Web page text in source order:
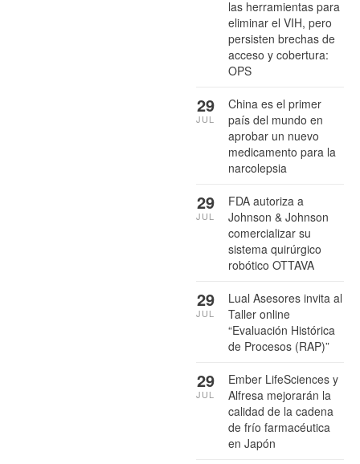
las herramientas para
eliminar el VIH, pero
persisten brechas de
acceso y cobertura:
OPS
China es el primer
país del mundo en
aprobar un nuevo
medicamento para la
narcolepsia
29
JUL
FDA autoriza a
Johnson & Johnson
comercializar su
sistema quirúrgico
robótico OTTAVA
29
JUL
Lual Asesores invita al
Taller online
“Evaluación Histórica
de Procesos (RAP)”
29
JUL
Ember LifeSciences y
Alfresa mejorarán la
calidad de la cadena
de frío farmacéutica
en Japón
29
JUL